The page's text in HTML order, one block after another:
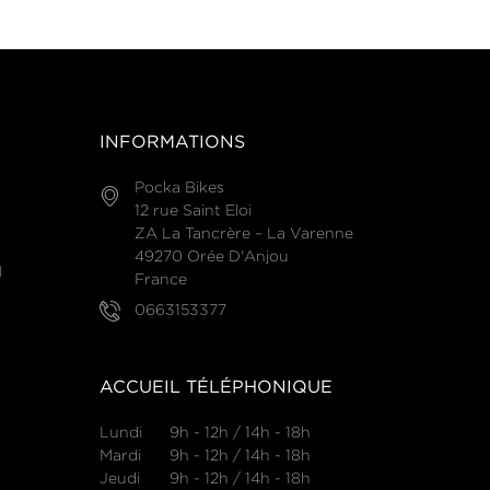
INFORMATIONS
Pocka Bikes
12 rue Saint Eloi
ZA La Tancrère – La Varenne
49270 Orée D'Anjou
France
0663153377
ACCUEIL TÉLÉPHONIQUE
Lundi
9h - 12h / 14h - 18h
Mardi
9h - 12h / 14h - 18h
Jeudi
9h - 12h / 14h - 18h